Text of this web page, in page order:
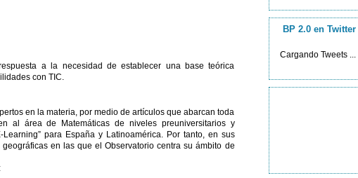
a la necesidad de establecer una base teórica
con TIC.
en la materia, por medio de artículos que abarcan toda
al área de Matemáticas de niveles preuniversitarios y
para España y Latinoamérica. Por tanto, en sus
en las que el Observatorio centra su ámbito de
BP 2.0 en Twitter
Cargando Tweets ...